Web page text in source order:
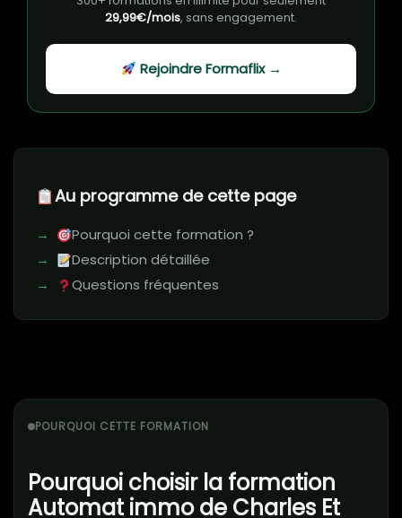
Au programme de cette page
Pourquoi cette formation ?
Description détaillée
Questions fréquentes
POURQUOI CETTE FORMATION
Pourquoi choisir la formation
Automat immo de Charles Et
29,99€/mois, sans engagement.
Rejoindre Formaflix →